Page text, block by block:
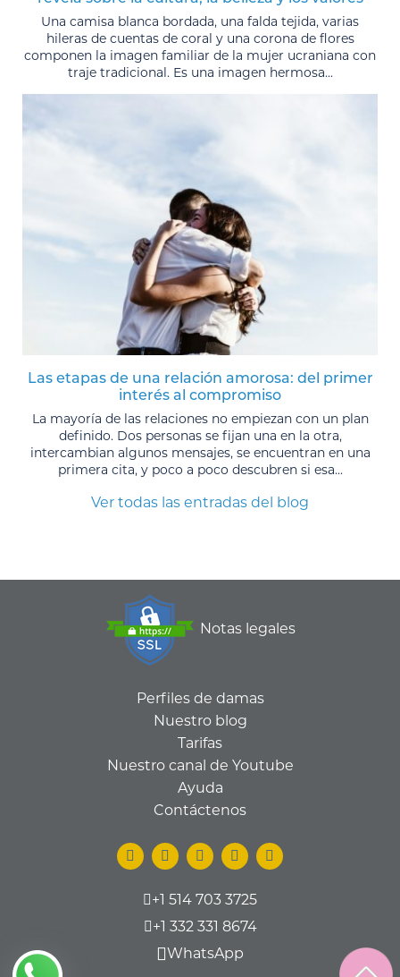
Una camisa blanca bordada, una falda tejida, varias
hileras de cuentas de coral y una corona de flores
componen la imagen familiar de la mujer ucraniana con
traje tradicional. Es una imagen hermosa...
Las etapas de una relación amorosa: del primer
interés al compromiso
La mayoría de las relaciones no empiezan con un plan
definido. Dos personas se fijan una en la otra,
intercambian algunos mensajes, se encuentran en una
primera cita, y poco a poco descubren si esa...
Ver todas las entradas del blog
Notas legales
Perfiles de damas
Nuestro blog
Tarifas
Nuestro canal de Youtube
Ayuda
Contáctenos
+1 514 703 3725
+1 332 331 8674
WhatsApp